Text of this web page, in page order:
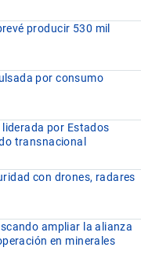
producir 530 mil
por consumo
por Estados
transnacional
con drones, radares
ampliar la alianza
en minerales